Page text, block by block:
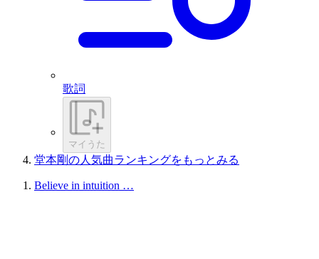
歌詞
マイうた
堂本剛の人気曲ランキングをもっとみる
Believe in intuition …